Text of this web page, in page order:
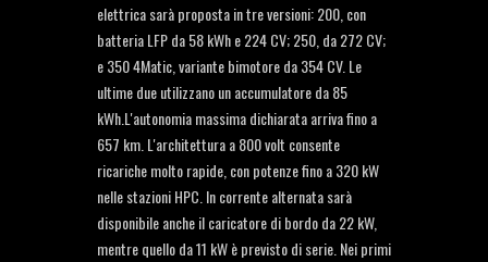
elettrica sarà proposta in tre versioni: 200, con
batteria LFP da 58 kWh e 224 CV; 250, da 272 CV;
e 350 4Matic, variante bimotore da 354 CV. Le
ultime due utilizzano un accumulatore da 85
kWh.L'autonomia massima dichiarata arriva fino a
657 km. L'architettura a 800 volt consente
ricariche molto rapide, con potenze fino a 320 kW
nelle stazioni HPC. In corrente alternata sarà
disponibile anche il caricatore di bordo da 22 kW,
mentre quello da 11 kW è previsto di serie. Nei primi